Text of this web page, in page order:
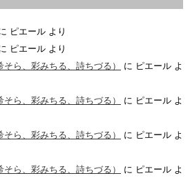
ピエール より
ピエール より
ら、彩みちる、詩ちづる）
に ピエール よ
ら、彩みちる、詩ちづる）
に ピエール よ
ら、彩みちる、詩ちづる）
に ピエール よ
ら、彩みちる、詩ちづる）
に ピエール よ